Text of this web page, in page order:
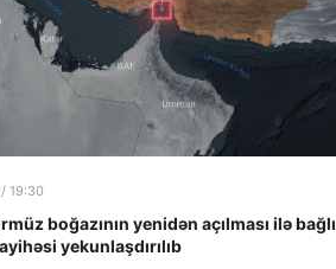
19:30
boğazının yenidən açılması ilə bağlı
yekunlaşdırılıb